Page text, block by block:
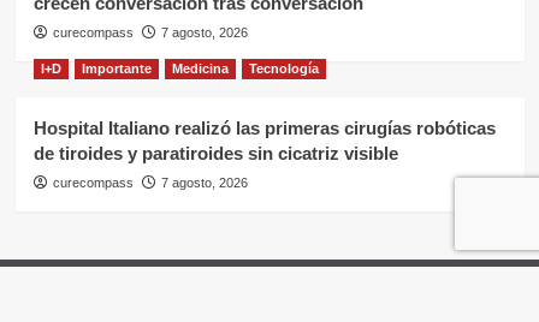
curecompass 7 agosto, 2026
I+D Importante Medicina Tecnología
Hospital Italiano realizó las primeras cirugías robóticas
de tiroides y paratiroides sin cicatriz visible
curecompass 7 agosto, 2026